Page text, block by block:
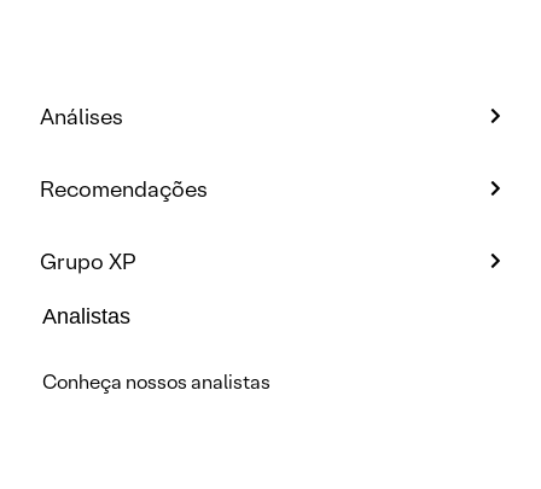
Análises
Recomendações
Grupo XP
Analistas
Conheça nossos analistas